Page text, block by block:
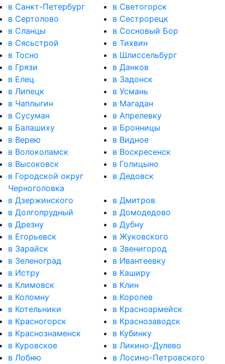
в Санкт-Петербург
в Светогорск
в Сертолово
в Сестрорецк
в Сланцы
в Сосновый Бор
в Сясьстрой
в Тихвин
в Тосно
в Шлиссельбург
в Грязи
в Данков
в Елец
в Задонск
в Липецк
в Усмань
в Чаплыгин
в Магадан
в Сусуман
в Апрелевку
в Балашиху
в Бронницы
в Верею
в Видное
в Волоколамск
в Воскресенск
в Высоковск
в Голицыно
в Городской округ
Черноголовка
в Дедовск
в Дзержинского
в Дмитров
в Долгопрудный
в Домодедово
в Дрезну
в Дубну
в Егорьевск
в Жуковского
в Зарайск
в Звенигород
в Зеленоград
в Ивантеевку
в Истру
в Каширу
в Климовск
в Клин
в Коломну
в Королев
в Котельники
в Красноармейск
в Красногорск
в Краснозаводск
в Краснознаменск
в Кубинку
в Куровское
в Ликино-Дулево
в Лобню
в Лосино-Петровского